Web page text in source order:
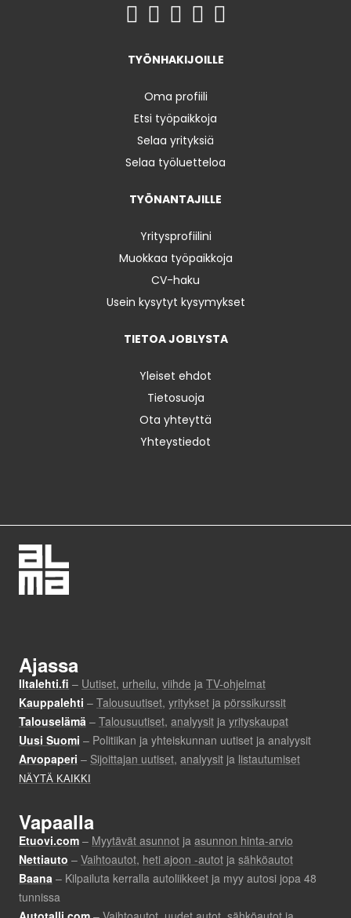
TYÖNHAKIJOILLE
Oma profiili
Etsi työpaikkoja
Selaa yrityksiä
Selaa työluetteloa
TYÖNANTAJILLE
Yritysprofiilini
Muokkaa työpaikkoja
CV-haku
Usein kysytyt kysymykset
TIETOA JOBLYSTA
Yleiset ehdot
Tietosuoja
Ota yhteyttä
Yhteystiedot